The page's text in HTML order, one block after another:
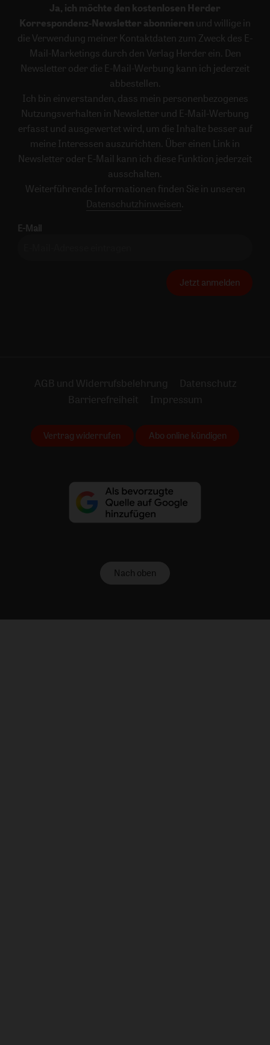
Ja, ich möchte den kostenlosen Herder
Korrespondenz-Newsletter abonnieren und willige in
die Verwendung meiner Kontaktdaten zum Zweck des E-
Mail-Marketings durch den Verlag Herder ein. Den
Newsletter oder die E-Mail-Werbung kann ich jederzeit
abbestellen.
Ich bin einverstanden, dass mein personenbezogenes
Nutzungsverhalten in Newsletter und E-Mail-Werbung
erfasst und ausgewertet wird, um die Inhalte besser auf
meine Interessen auszurichten. Über einen Link in
Newsletter oder E-Mail kann ich diese Funktion jederzeit
ausschalten.
Weiterführende Informationen finden Sie in unseren
Datenschutzhinweisen .
E-Mail
Jetzt anmelden
AGB und Widerrufsbelehrung
Datenschutz
Barrierefreiheit
Impressum
Vertrag widerrufen Abo online kündigen
Nach oben